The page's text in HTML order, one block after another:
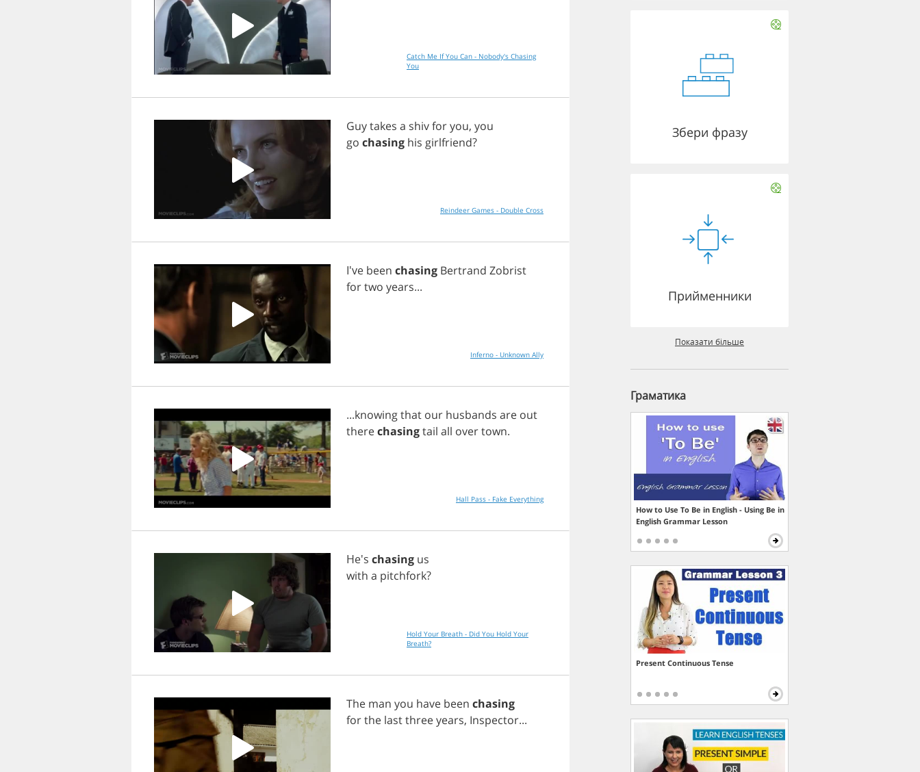
Catch Me If You Can - Nobody's Chasing
You
Guytakes a shivforyou, you
go chasing his girlfriend?
Reindeer Games - Double Cross
I've been chasing Bertrand Zobrist
fortwo years...
Inferno - Unknown Ally
...knowingthat our husbands are out
therechasingtail all overtown.
Hall Pass - Fake Everything
He's chasing us
with a pitchfork?
Hold Your Breath - Did You Hold Your
Breath?
The man you have been chasing
forthe lastthreeyears, Inspector...
Збери фразу
Прийменники
Показати більше
Граматика
How to Use To Be in English - Using Be in
English Grammar Lesson
Present Continuous Tense